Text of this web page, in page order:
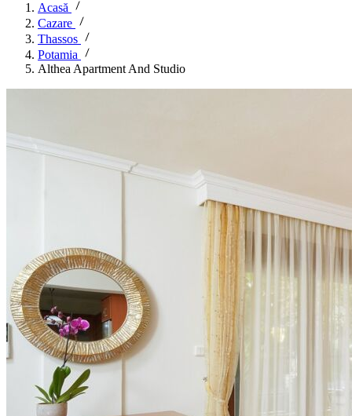
Acasă
Cazare
Thassos
Potamia
Althea Apartment And Studio